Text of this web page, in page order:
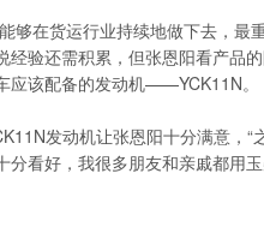
在货运行业持续地做下去，最
验还需积累，但张恩阳看产品
应该配备的发动机——YCK11N。
发动机让张恩阳十分满意，“
看好，我很多朋友和亲戚都用